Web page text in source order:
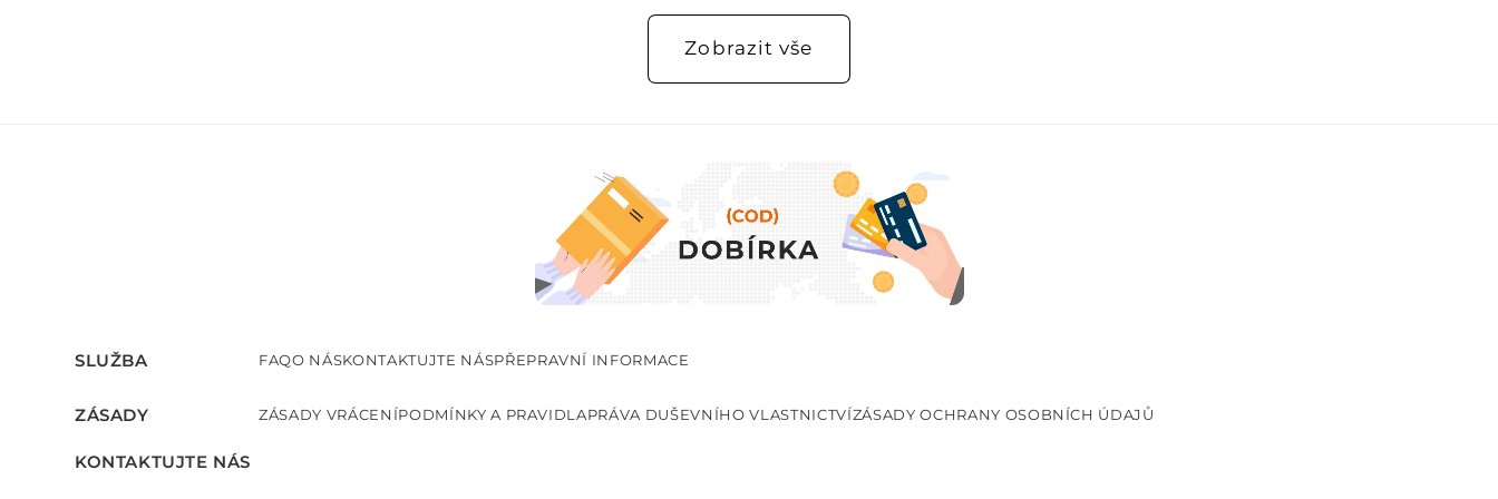
Zobrazit vše
SLUŽBA FAQO NÁSKONTAKTUJTE NÁSPŘEPRAVNÍ INFORMACE
ZÁSADY ZÁSADY VRÁCENÍPODMÍNKY A PRAVIDLAPRÁVA DUŠEVNÍHO VLASTNICTVÍZÁSADY OCHRANY OSOBNÍCH ÚDAJŮ
KONTAKTUJTE NÁS